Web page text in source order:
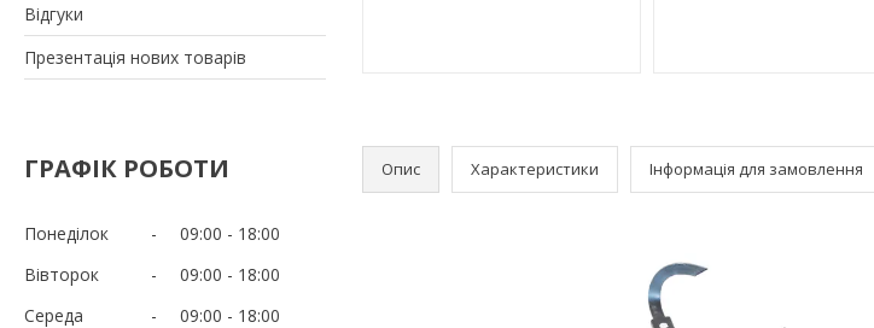
Відгуки
Презентація нових товарів
ГРАФІК РОБОТИ
Понеділок 09:00
18:00
Вівторок
09:00
18:00
Середа
09:00
18:00
Опис Характеристики Інформація для замовлення